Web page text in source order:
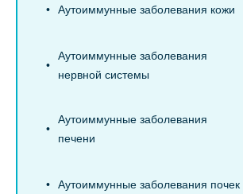
Аутоиммунные заболевания кожи
Аутоиммунные заболевания
нервной системы
Аутоиммунные заболевания
печени
Аутоиммунные заболевания почек